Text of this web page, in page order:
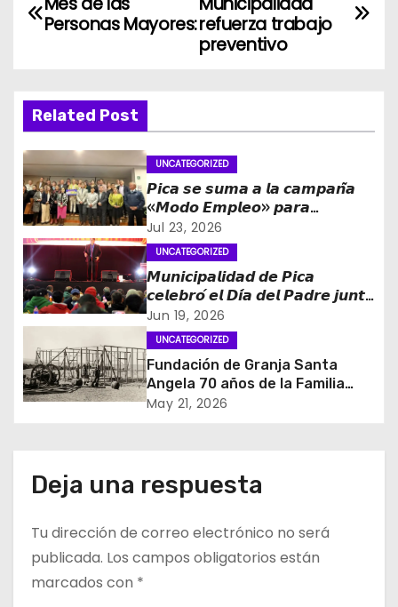
a
e
g
a
c
i
ó
n
d
e
n
r
a
refuerza trabajo
preventivo
Personas Mayores:
Related Post
UNCATEGORIZED
𝙋𝙞𝙘𝙖 𝙨𝙚 𝙨𝙪𝙢𝙖 𝙖 𝙡𝙖 𝙘𝙖𝙢𝙥𝙖𝙣̃𝙖
«𝙈𝙤𝙙𝙤 𝙀𝙢𝙥𝙡𝙚𝙤» 𝙥𝙖𝙧𝙖
𝙛𝙤𝙧𝙩𝙖𝙡𝙚𝙘𝙚𝙧 𝙡𝙖 𝙜𝙚𝙣𝙚𝙧𝙖𝙘𝙞𝙤́𝙣 𝙙𝙚
𝙤𝙥𝙤𝙧𝙩𝙪𝙣𝙞𝙙𝙖𝙙𝙚𝙨 𝙡𝙖𝙗𝙤𝙧𝙖𝙡𝙚𝙨 𝙚𝙣
𝙏𝙖𝙧𝙖𝙥𝙖𝙘𝙖́
Jul 23, 2026
UNCATEGORIZED
𝙈𝙪𝙣𝙞𝙘𝙞𝙥𝙖𝙡𝙞𝙙𝙖𝙙 𝙙𝙚 𝙋𝙞𝙘𝙖
𝙘𝙚𝙡𝙚𝙗𝙧𝙤́ 𝙚𝙡 𝘿𝙞́𝙖 𝙙𝙚𝙡 𝙋𝙖𝙙𝙧𝙚 𝙟𝙪𝙣𝙩𝙤
𝙖 𝙘𝙞𝙚𝙣𝙩𝙤𝙨 𝙙𝙚 𝙫𝙚𝙘𝙞𝙣𝙤𝙨
Jun 19, 2026
UNCATEGORIZED
Fundación de Granja Santa
Angela 70 años de la Familia
Napoli en el Oasis de Pica
May 21, 2026
Deja una respuesta
Tu dirección de correo electrónico no será
publicada. Los campos obligatorios están
marcados con *